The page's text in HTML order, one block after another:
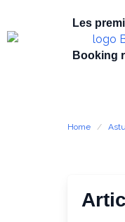
Les
Booking
Home